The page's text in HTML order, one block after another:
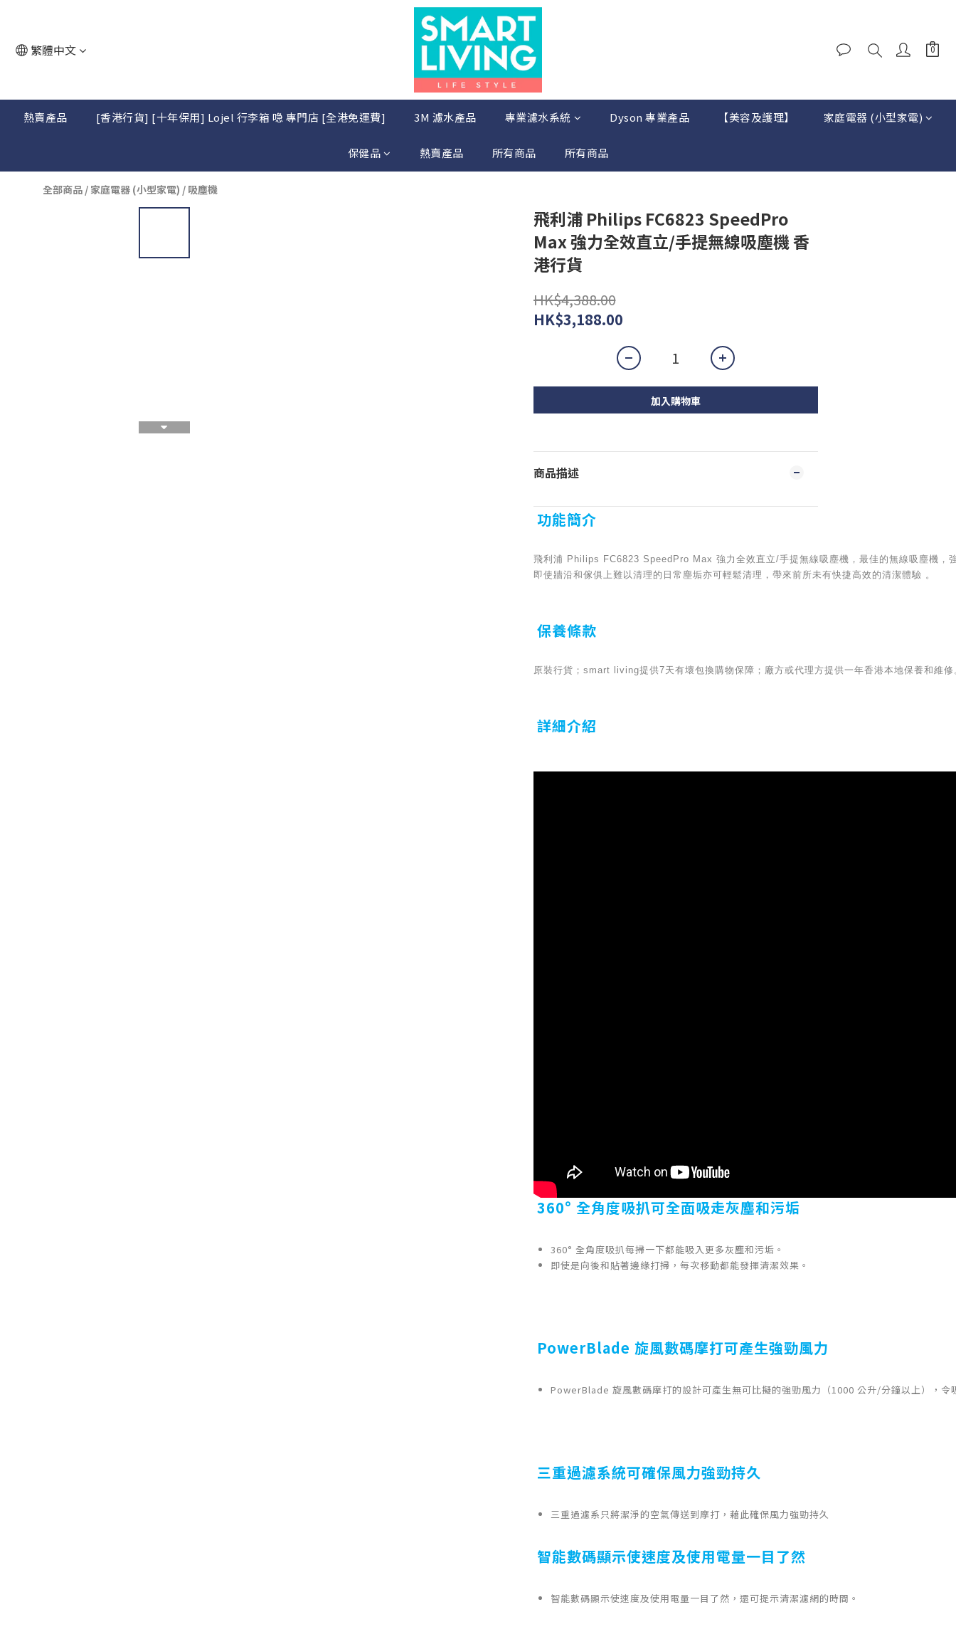
繁體中文
熱賣產品 [香港行貨] [十年保用] Lojel 行李箱 喼 專門店 [全港免運費] 3M 濾水產品 專業濾水系統 Dyson 專業產品 【美容及護理】 家庭電器 (小型家電)
保健品 熱賣產品 所有商品 所有商品
全部商品 / 家庭電器 (小型家電) / 吸塵機
飛利浦 Philips FC6823 SpeedPro
Max 強力全效直立/手提無線吸塵機 香
港行貨
HK$4,388.00
HK$3,188.00
加入購物車
商品描述
功能簡介
飛利浦 Philips FC6823 SpeedPro Max 強力全效直立/手提無線吸塵機，最佳的無線吸塵機，
即使牆沿和傢俱上難以清理的日常塵垢亦可輕鬆清理，帶來前所未有快捷高效的清潔體驗 。
保養條款
原裝行貨；smart living提供7天有壞包換購物保障；廠方或代理方提供一年香港本地保養和維修
詳細介紹
360° 全角度吸扒可全面吸走灰塵和污垢
360° 全角度吸扒每掃一下都能吸入更多灰塵和污垢。
即使是向後和貼著邊緣打掃，每次移動都能發揮清潔效果。
PowerBlade 旋風數碼摩打可產生強勁風力
PowerBlade 旋風數碼摩打的設計可產生無可比擬的強勁風力（1000 公升/分鐘以上），令
三重過濾系統可確保風力強勁持久
三重過濾系只將潔淨的空氣傳送到摩打，藉此確保風力強勁持久
智能數碼顯示使速度及使用電量一目了然
智能數碼顯示使速度及使用電量一目了然，還可提示清潔濾網的時間。